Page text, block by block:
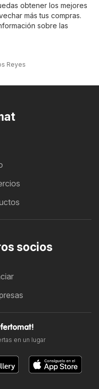
obtener los mejores
más tus compras.
sobre las
Reyes
socios
en un lugar